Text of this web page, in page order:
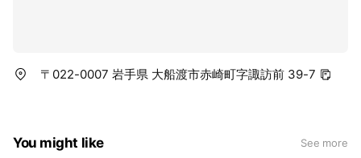
〒022-0007 岩手県 大船渡市赤崎町字諏訪前 39-7
You might like See more